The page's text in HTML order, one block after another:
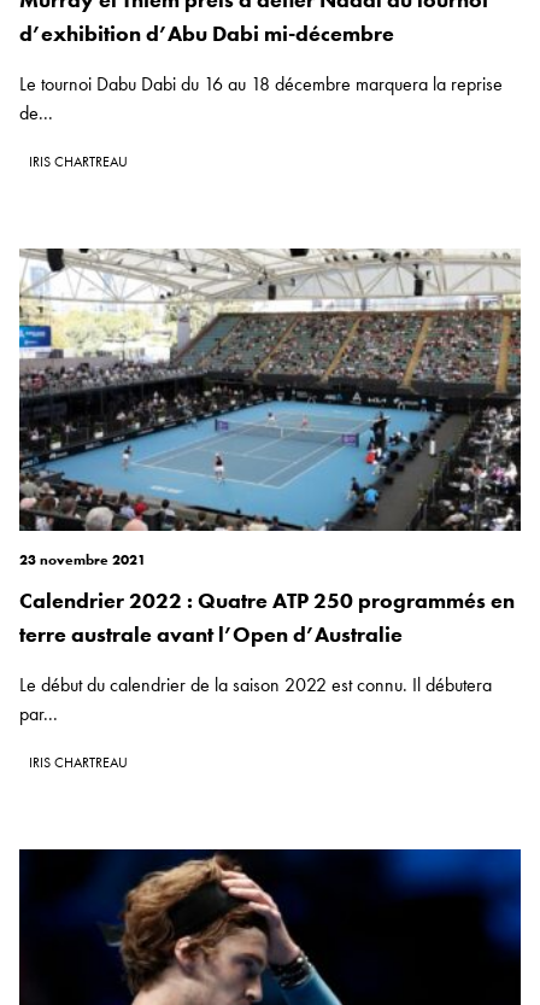
d’exhibition d’Abu Dabi mi-décembre
Le tournoi Dabu Dabi du 16 au 18 décembre marquera la reprise
de...
IRIS CHARTREAU
23 novembre 2021
Calendrier 2022 : Quatre ATP 250 programmés en
terre australe avant l’Open d’Australie
Le début du calendrier de la saison 2022 est connu. Il débutera
par...
IRIS CHARTREAU